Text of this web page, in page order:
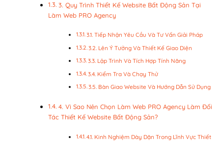
3. Quy Trình Thiết Kế Website Bất Động Sản Tại
Làm Web PRO Agency
3.1. Tiếp Nhận Yêu Cầu Và Tư Vấn Giải Pháp
3.2. Lên Ý Tưởng Và Thiết Kế Giao Diện
3.3. Lập Trình Và Tích Hợp Tính Năng
3.4. Kiểm Tra Và Chạy Thử
3.5. Bàn Giao Website Và Hướng Dẫn Sử Dụng
4. Vì Sao Nên Chọn Làm Web PRO Agency Làm Đối
Tác Thiết Kế Website Bất Động Sản?
4.1. Kinh Nghiệm Dày Dặn Trong Lĩnh Vực Thiết